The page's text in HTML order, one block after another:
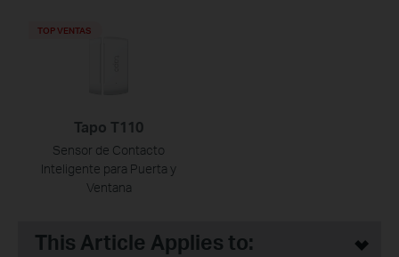
Tapo T110
Sensor de Contacto
Inteligente para Puerta y
Ventana
TOP VENTAS
This Article Applies to: